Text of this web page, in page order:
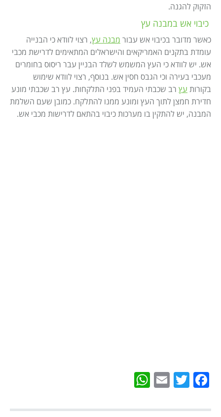
הזקוק להגנה.
כיבוי אש במבנה עץ
כאשר מדובר בכיבוי אש עבור מבנה עץ, רצוי לוודא כי הבנייה
עומדת בתקנים האמריקאים והישראלים המתאימים לדרישת מכבי
אש. יש לוודא כי העץ המשמש לשלד הבניין עבר ריסוס בחומרים
מעכבי בעירה וכי הגבס חסין אש. בנוסף, רצוי לוודא שימוש
בקורות עץ רב שכבתי העמיד בפני התלקחות. עץ רב שכבתי מונע
חדירת חמצן לתוך העץ ומונע ממנו להתלקח. כמובן שעם השלמת
המבנה, יש להתקין בו מערכות כיבוי בהתאם לדרישות מכבי אש.
Facebook
Twitter
Email